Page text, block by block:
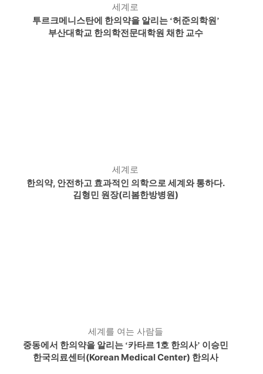
세계로
투르크메니스탄에 한의약을 알리는 ‘허준의학원’
부산대학교 한의학전문대학원 채한 교수
세계로
한의약, 안전하고 효과적인 의학으로 세계와 통하다.
김형민 원장(리봄한방병원)
세계를 여는 사람들
중동에서 한의약을 알리는 ‘카타르 1호 한의사’ 이승민
한국의료센터(Korean Medical Center) 한의사